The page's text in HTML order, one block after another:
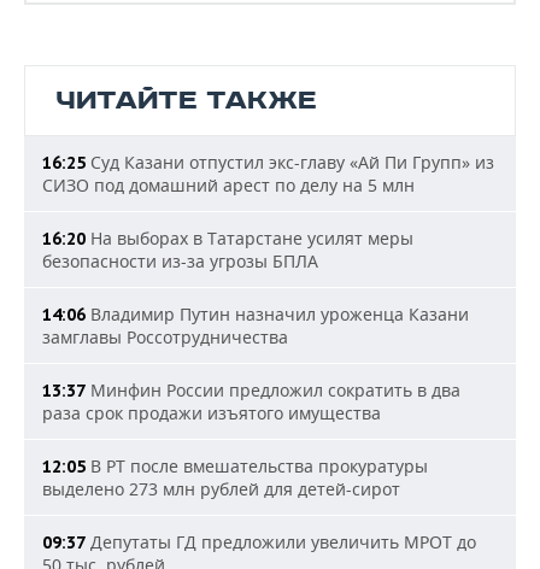
ЧИТАЙТЕ ТАКЖЕ
16:25 Суд Казани отпустил экс-главу «Ай Пи Групп» из
СИЗО под домашний арест по делу на 5 млн
16:20 На выборах в Татарстане усилят меры
безопасности из-за угрозы БПЛА
14:06 Владимир Путин назначил уроженца Казани
замглавы Россотрудничества
13:37 Минфин России предложил сократить в два
раза срок продажи изъятого имущества
12:05 В РТ после вмешательства прокуратуры
выделено 273 млн рублей для детей-сирот
09:37 Депутаты ГД предложили увеличить МРОТ до